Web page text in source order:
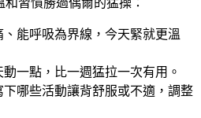
、能呼吸為界線，今天緊就更溫
動一點，比一週猛拉一次有用。
下哪些活動讓背舒服或不適，調整